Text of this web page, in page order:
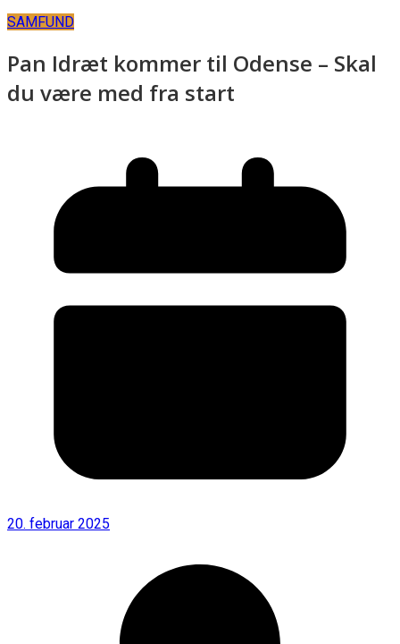
SAMFUND
Pan Idræt kommer til Odense – Skal
du være med fra start
20. februar 2025